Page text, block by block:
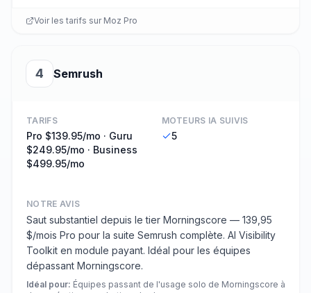
Voir les tarifs sur Moz Pro
4 Semrush
TARIFS
Pro $139.95/mo · Guru
$249.95/mo · Business
$499.95/mo
MOTEURS IA SUIVIS
5
NOTRE AVIS
Saut substantiel depuis le tier Morningscore — 139,95
$/mois Pro pour la suite Semrush complète. AI Visibility
Toolkit en module payant. Idéal pour les équipes
dépassant Morningscore.
Idéal pour: Équipes passant de l'usage solo de Morningscore à